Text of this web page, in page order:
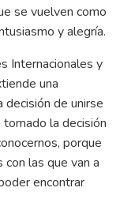
se vuelven como
y alegría.
Internacionales y
una
decisión de unirse
la decisión
porque
con las que van a
encontrar